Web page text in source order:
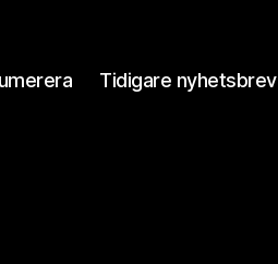
Tidigare nyhetsbrev